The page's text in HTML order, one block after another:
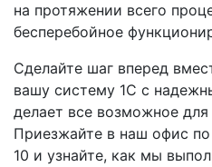
на протяжении всего
бесперебойное
Сделайте шаг вперед
вашу систему 1C с
делает все возможное для
Приезжайте в наш офис
10 и узнайте, как мы